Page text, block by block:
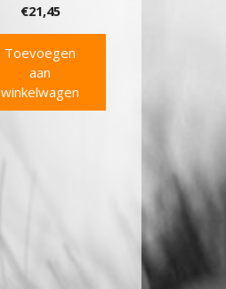
€21,45
Toevoegen
aan
winkelwagen